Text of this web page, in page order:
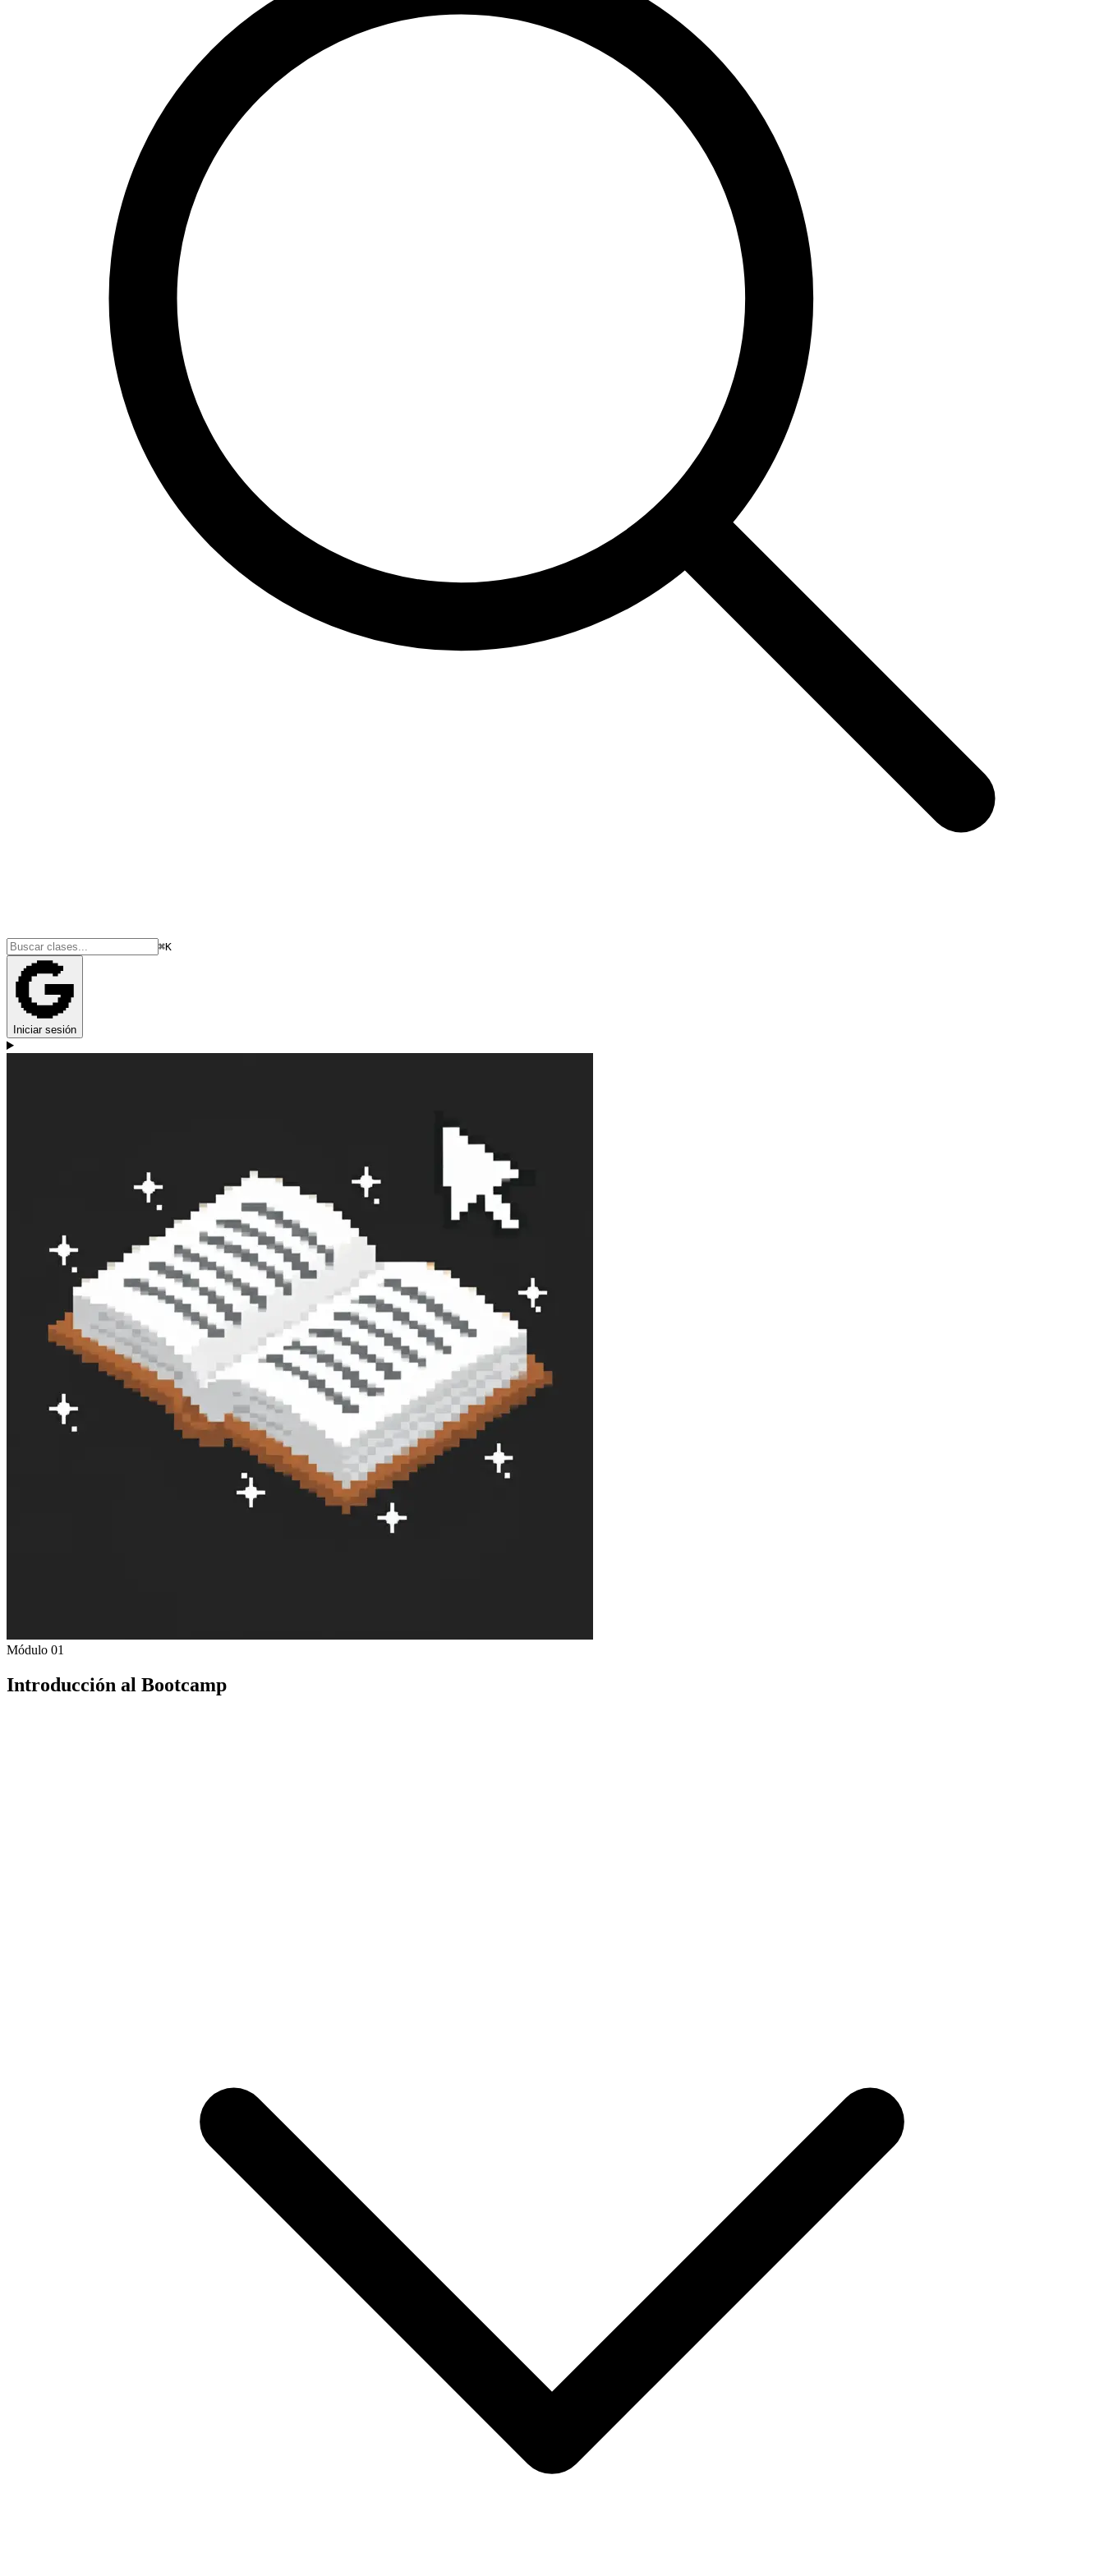
⌘K
Iniciar sesión
Módulo 01
Introducción al Bootcamp